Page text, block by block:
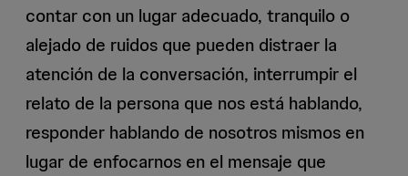
contar con un lugar adecuado, tranquilo o
alejado de ruidos que pueden distraer la
atención de la conversación, interrumpir el
relato de la persona que nos está hablando,
responder hablando de nosotros mismos en
lugar de enfocarnos en el mensaje que